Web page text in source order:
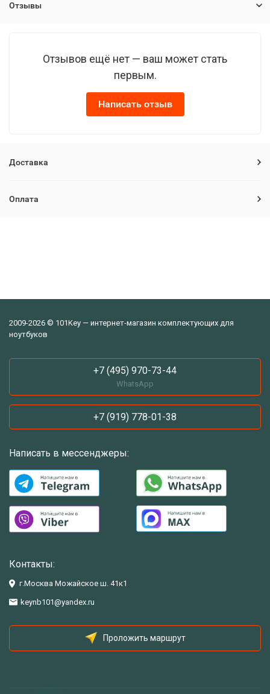
Отзывы
Отзывов ещё нет — ваш может стать
первым.
Написать отзыв
Доставка
Оплата
2009-2026 © 101Key — интернет-магазин комплектующих для
ноутбуков
+7 (495) 970-73-44
WhatsApp
+7 (919) 778-01-38
Написать в мессенджеры:
Контакты:
г.Москва Можайское ш. 41к1
keynb101@yandex.ru
Проложить маршрут